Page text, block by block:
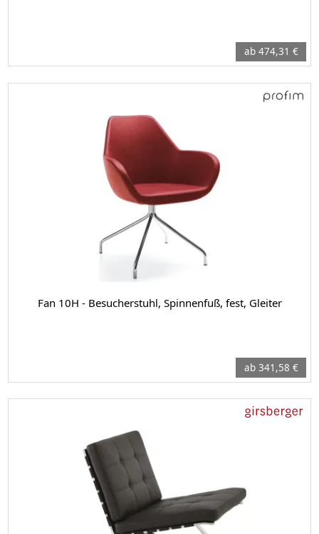
ab 474,31 €
Fan 10H - Besucherstuhl, Spinnenfuß, fest, Gleiter
ab 341,58 €